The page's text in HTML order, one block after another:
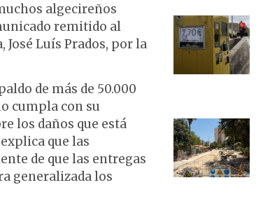
algecireños
remitido al
José Luís Prados, por la
de más de 50.000
cumpla con su
los daños que está
que las
de que las entregas
generalizada los